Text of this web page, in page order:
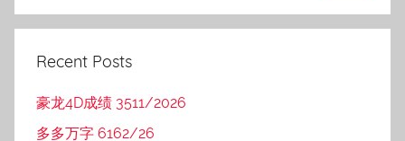
Recent Posts
豪龙4D成绩 3511/2026
多多万字 6162/26